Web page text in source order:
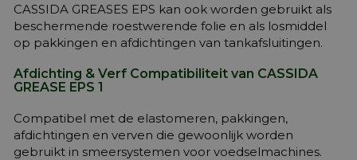
CASSIDA GREASES EPS kan ook worden gebruikt als
beschermende roestwerende folie en als losmiddel
op pakkingen en afdichtingen van tankafsluitingen.
Afdichting & Verf Compatibiliteit van CASSIDA
GREASE EPS 1
Compatibel met de elastomeren, pakkingen,
afdichtingen en verven die gewoonlijk worden
gebruikt in smeersystemen voor voedselmachines.